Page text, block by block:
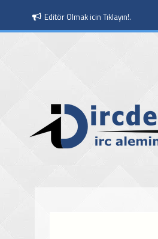
Editör Olmak icin Tıklayın!.
Moderatör Olmak icin Tıklayın!.